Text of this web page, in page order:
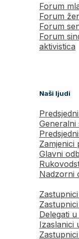
Forum
Forum
Forum
Forum
aktivistica
Naši ljudi
Generalni
Zamjenici
Glavni
Nadzorni
Delegati
Izaslanici